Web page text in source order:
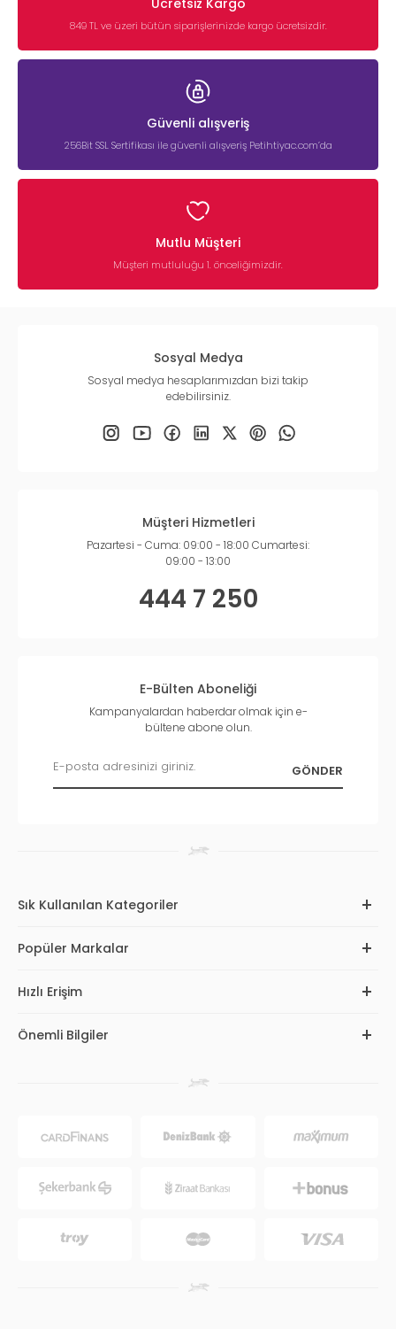
Ücretsiz Kargo
849 TL ve üzeri bütün siparişlerinizde kargo ücretsizdir.
Güvenli alışveriş
256Bit SSL Sertifikası ile güvenli alışveriş Petihtiyac.com’da
Mutlu Müşteri
Müşteri mutluluğu 1. önceliğimizdir.
Sosyal Medya
Sosyal medya hesaplarımızdan bizi takip
edebilirsiniz.
Müşteri Hizmetleri
Pazartesi - Cuma: 09:00 - 18:00 Cumartesi:
09:00 - 13:00
444 7 250
E-Bülten Aboneliği
Kampanyalardan haberdar olmak için e-
bültene abone olun.
Sık Kullanılan Kategoriler
Popüler Markalar
Hızlı Erişim
Önemli Bilgiler